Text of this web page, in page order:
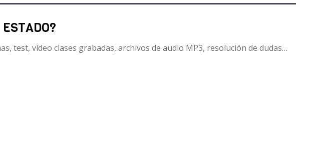
test, vídeo clases grabadas, archivos de audio MP3, resolución de dudas…